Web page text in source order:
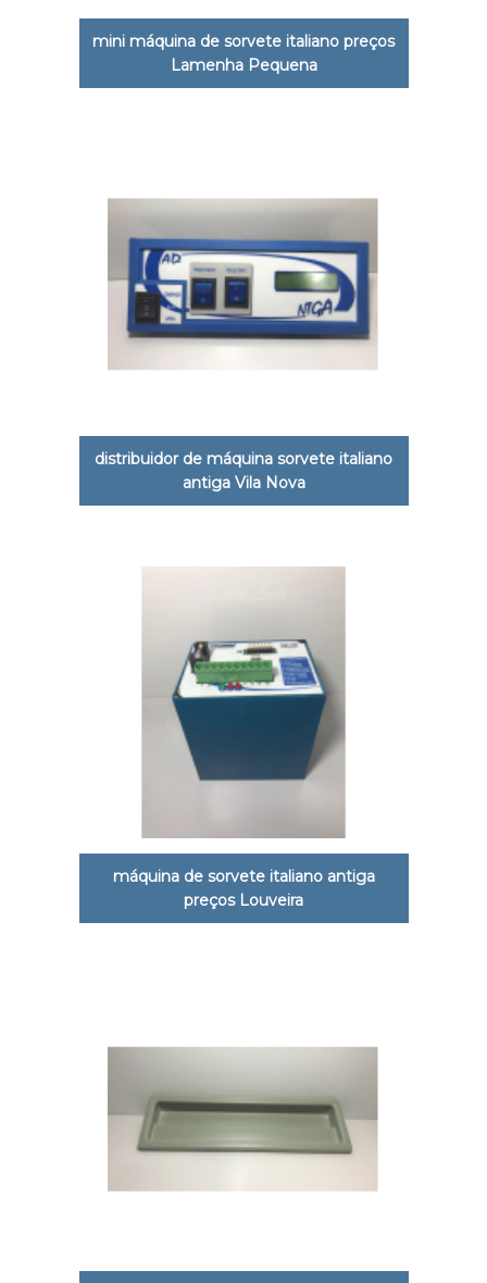
mini máquina de sorvete italiano preços
Lamenha Pequena
distribuidor de máquina sorvete italiano
antiga Vila Nova
máquina de sorvete italiano antiga
preços Louveira